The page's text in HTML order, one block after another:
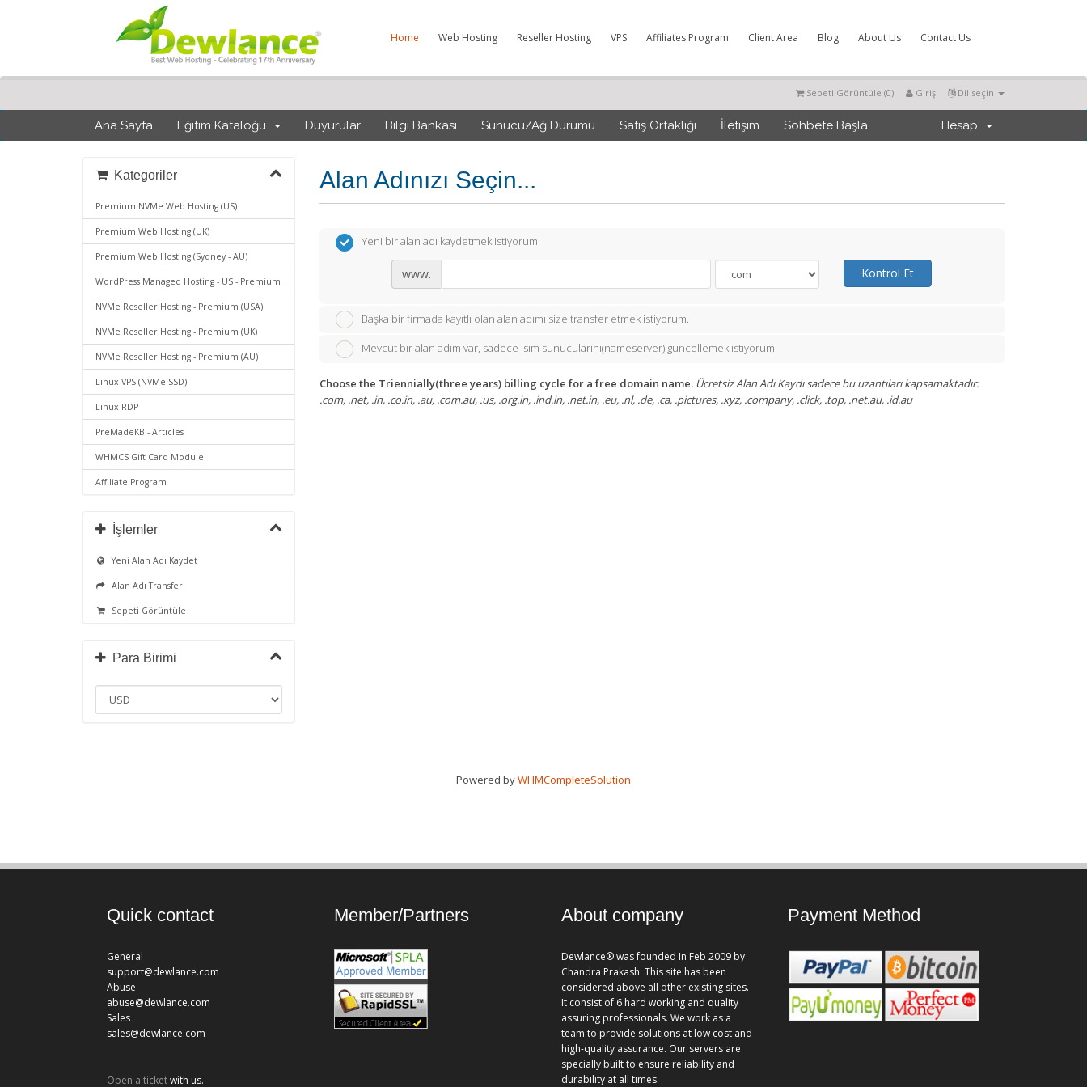
Home Web Hosting Reseller Hosting VPS Affiliates Program Client Area Blog About Us Contact Us
Dil seçin
Giriş
Sepeti Görüntüle (0)
Ana Sayfa Eğitim Kataloğu Duyurular Bilgi Bankası Sunucu/Ağ Durumu Satış Ortaklığı İletişim Sohbete Başla Hesap
Alan Adınızı Seçin...
Kategoriler
Premium NVMe Web Hosting (US)
Premium Web Hosting (UK)
Premium Web Hosting (Sydney - AU)
WordPress Managed Hosting - US - Premium
NVMe Reseller Hosting - Premium (USA)
NVMe Reseller Hosting - Premium (UK)
NVMe Reseller Hosting - Premium (AU)
Linux VPS (NVMe SSD)
Linux RDP
PreMadeKB - Articles
WHMCS Gift Card Module
Affiliate Program
İşlemler
Yeni Alan Adı Kaydet
Alan Adı Transferi
Sepeti Görüntüle
Para Birimi
Yeni bir alan adı kaydetmek istiyorum.
www. Kontrol Et
Başka bir firmada kayıtlı olan alan adımı size transfer etmek istiyorum.
Mevcut bir alan adım var, sadece isim sunucularını(nameserver) güncellemek istiyorum.
Choose the Triennially(three years) billing cycle for a free domain name. Ücretsiz Alan Adı Kaydı sadece bu uzantıları kapsamaktadır:
.com, .net, .in, .co.in, .au, .com.au, .us, .org.in, .ind.in, .net.in, .eu, .nl, .de, .ca, .pictures, .xyz, .company, .click, .top, .net.au, .id.au
Powered byWHMCompleteSolution
Quick contact
General
support@dewlance.com
Abuse
abuse@dewlance.com
Sales
sales@dewlance.com
Open a ticketwith us.
Member/Partners About company
Dewlance® was founded In Feb 2009 by
Chandra Prakash. This site has been
considered above all other existing sites.
It consist of 6 hard working and quality
assuring professionals. We work as a
team to provide solutions at low cost and
high-quality assurance. Our servers are
specially built to ensure reliability and
durability at all times.
Payment Method